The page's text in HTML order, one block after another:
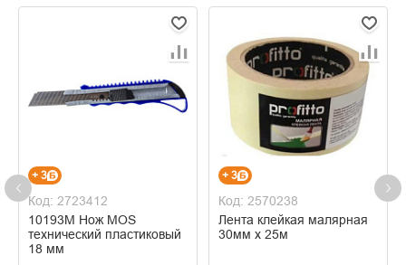
+ 3
Код: 2723412
10193М Нож MOS
технический пластиковый
18 мм
+ 3
Код: 2570238
Лента клейкая малярная
30мм х 25м